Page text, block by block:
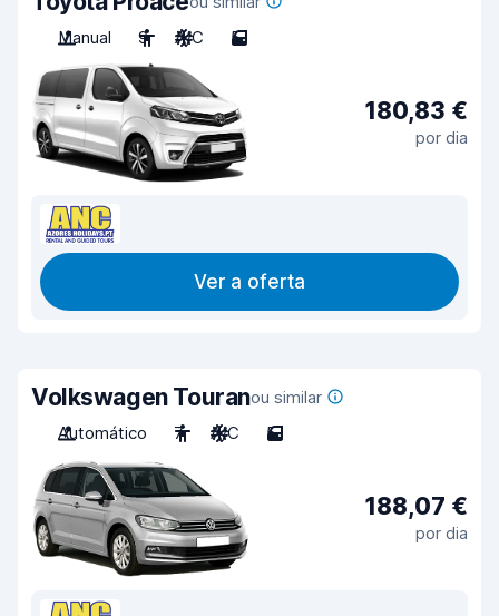
Manual
9 A/C 5
180,83 €
por dia
Ver a oferta
Volkswagen Touranou similar
Automático
7 A/C 5
188,07 €
por dia